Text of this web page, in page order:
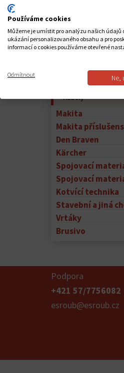
Baterie
Prodlužovací
vidlice,
Zásuvky, vidlice,
VF technika,
příslušenství
Kabely
Makita
Makita
Den Braven
Kärcher
Spojovací
Spojovací
Kotvící technika
Stavební a jiná
Vrtáky
Brusivo
Podpora
+421 57/7756082
esroub@esroub.cz
Používáme cookies
Můžeme je umístit pro analýzu našich údajů
ukázání personalizovaného obsahu a pro
informací o cookies používáme otevřené
Odmítnout Ne,